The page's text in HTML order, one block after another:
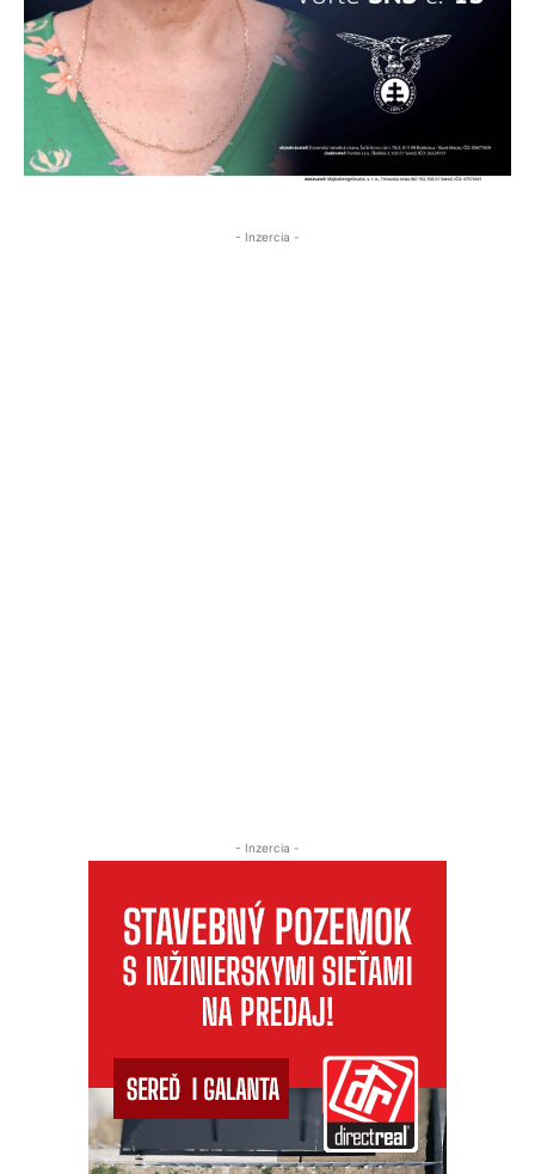
- Inzercia -
- Inzercia -